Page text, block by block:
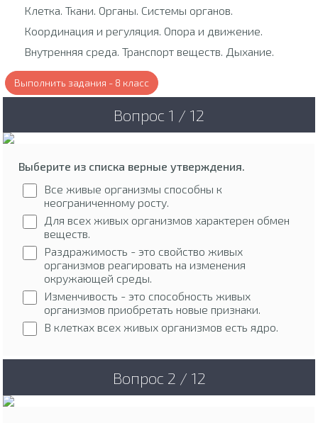
Клетка. Ткани. Органы. Системы органов.
Координация и регуляция. Опора и движение.
Внутренняя среда. Транспорт веществ. Дыхание.
Выполнить задания - 8 класс
Вопрос 1 / 12
Выберите из списка верные утверждения.
Все живые организмы способны к
неограниченному росту.
Для всех живых организмов характерен обмен
веществ.
Раздражимость - это свойство живых
организмов реагировать на изменения
окружающей среды.
Изменчивость - это способность живых
организмов приобретать новые признаки.
В клетках всех живых организмов есть ядро.
Вопрос 2 / 12